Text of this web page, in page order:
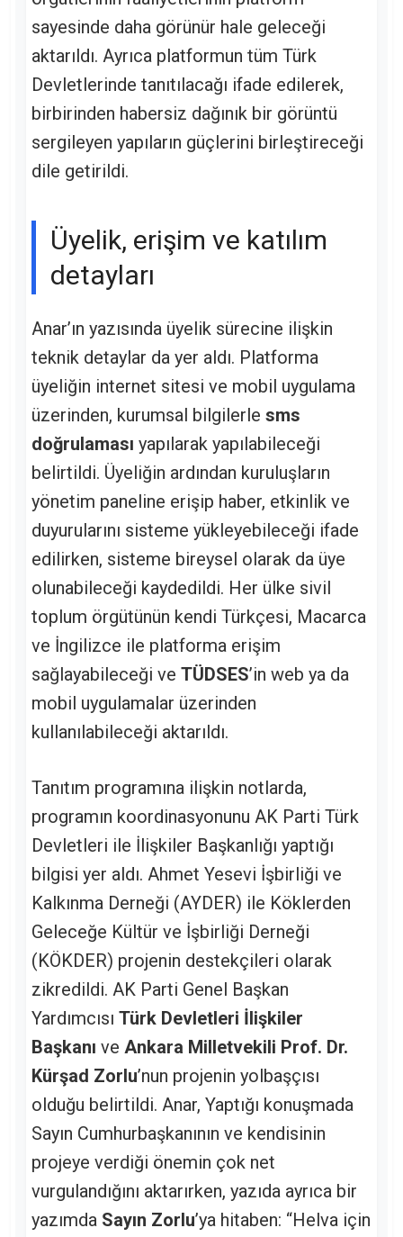
sayesinde daha görünür hale geleceği
aktarıldı. Ayrıca platformun tüm Türk
Devletlerinde tanıtılacağı ifade edilerek,
birbirinden habersiz dağınık bir görüntü
sergileyen yapıların güçlerini birleştireceği
dile getirildi.
Üyelik, erişim ve katılım
detayları
Anar’ın yazısında üyelik sürecine ilişkin
teknik detaylar da yer aldı. Platforma
üyeliğin internet sitesi ve mobil uygulama
üzerinden, kurumsal bilgilerle sms
doğrulaması yapılarak yapılabileceği
belirtildi. Üyeliğin ardından kuruluşların
yönetim paneline erişip haber, etkinlik ve
duyurularını sisteme yükleyebileceği ifade
edilirken, sisteme bireysel olarak da üye
olunabileceği kaydedildi. Her ülke sivil
toplum örgütünün kendi Türkçesi, Macarca
ve İngilizce ile platforma erişim
sağlayabileceği ve TÜDSES’in web ya da
mobil uygulamalar üzerinden
kullanılabileceği aktarıldı.
Tanıtım programına ilişkin notlarda,
programın koordinasyonunu AK Parti Türk
Devletleri ile İlişkiler Başkanlığı yaptığı
bilgisi yer aldı. Ahmet Yesevi İşbirliği ve
Kalkınma Derneği (AYDER) ile Köklerden
Geleceğe Kültür ve İşbirliği Derneği
(KÖKDER) projenin destekçileri olarak
zikredildi. AK Parti Genel Başkan
Yardımcısı Türk Devletleri İlişkiler
Başkanı ve Ankara Milletvekili Prof. Dr.
Kürşad Zorlu’nun projenin yolbaşçısı
olduğu belirtildi. Anar, Yaptığı konuşmada
Sayın Cumhurbaşkanının ve kendisinin
projeye verdiği önemin çok net
vurgulandığını aktarırken, yazıda ayrıca bir
yazımda Sayın Zorlu’ya hitaben: “Helva için